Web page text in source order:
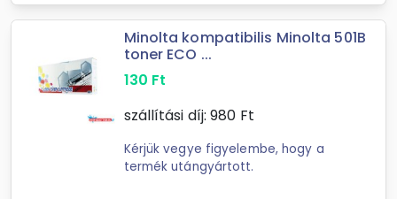
Minolta kompatibilis Minolta 501B
toner ECO ...
130 Ft
szállítási díj: 980 Ft
Kérjük vegye figyelembe, hogy a
termék utángyártott.